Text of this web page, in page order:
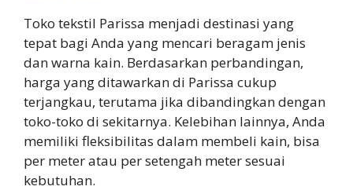
Toko tekstil Parissa menjadi destinasi yang
tepat bagi Anda yang mencari beragam jenis
dan warna kain. Berdasarkan perbandingan,
harga yang ditawarkan di Parissa cukup
terjangkau, terutama jika dibandingkan dengan
toko-toko di sekitarnya. Kelebihan lainnya, Anda
memiliki fleksibilitas dalam membeli kain, bisa
per meter atau per setengah meter sesuai
kebutuhan.